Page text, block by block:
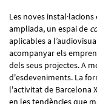
Les noves
ampliada, un espai de
aplicables a
acompanyar els
dels seus projectes. A
d'esdeveniments. La
l'activitat de Barcelona
en les tendències que